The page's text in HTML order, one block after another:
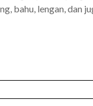
bahu, lengan, dan